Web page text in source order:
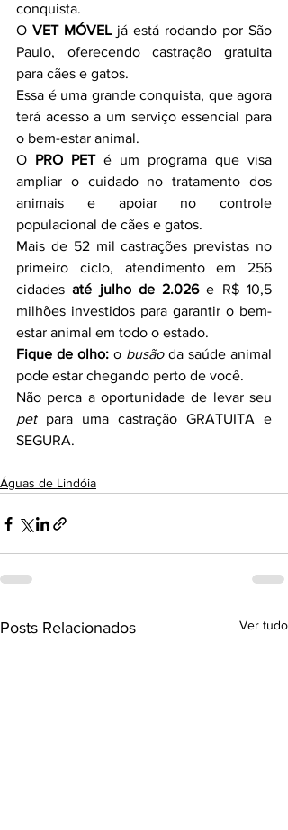
conquista.
O VET MÓVEL já está rodando por São
Paulo, oferecendo castração gratuita
para cães e gatos.
Essa é uma grande conquista, que agora
terá acesso a um serviço essencial para
o bem-estar animal.
O PRO PET é um programa que visa
ampliar o cuidado no tratamento dos
animais e apoiar no controle
populacional de cães e gatos.
Mais de 52 mil castrações previstas no
primeiro ciclo, atendimento em 256
cidades até julho de 2.026 e R$ 10,5
milhões investidos para garantir o bem-
estar animal em todo o estado.
Fique de olho: o busão da saúde animal
pode estar chegando perto de você.
pet para uma castração GRATUITA e
SEGURA.
Águas de Lindóia
Posts Relacionados Ver tudo